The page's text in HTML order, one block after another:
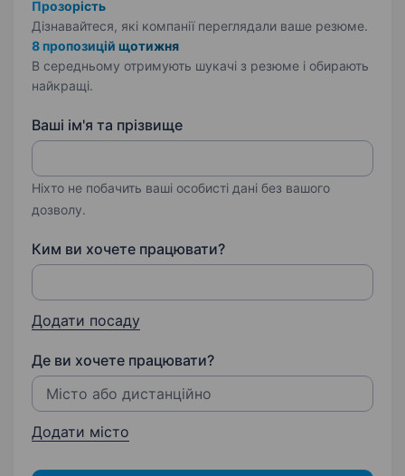
Прозорість
Дізнавайтеся, які компанії переглядали ваше резюме.
8 пропозицій щотижня
В середньому отримують шукачі з резюме і обирають
найкращі.
Ваші ім'я та прізвище
Ніхто не побачить ваші особисті дані без вашого
дозволу.
Ким ви хочете працювати?
Додати посаду
Де ви хочете працювати?
Додати місто